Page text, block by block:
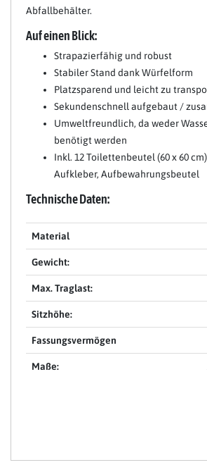
Abfallbehälter.
Auf einen Blick:
Strapazierfähig und robust
Stabiler Stand dank Würfelform
Platzsparend und leicht zu
Sekundenschnell aufgebaut /
Umweltfreundlich, da weder
benötigt werden
Inkl. 12 Toilettenbeutel (60 x 60
Aufkleber, Aufbewahrungsbeutel
Technische Daten:
Material
Gewicht:
Max. Traglast:
Sitzhöhe:
Fassungsvermögen
Maße: